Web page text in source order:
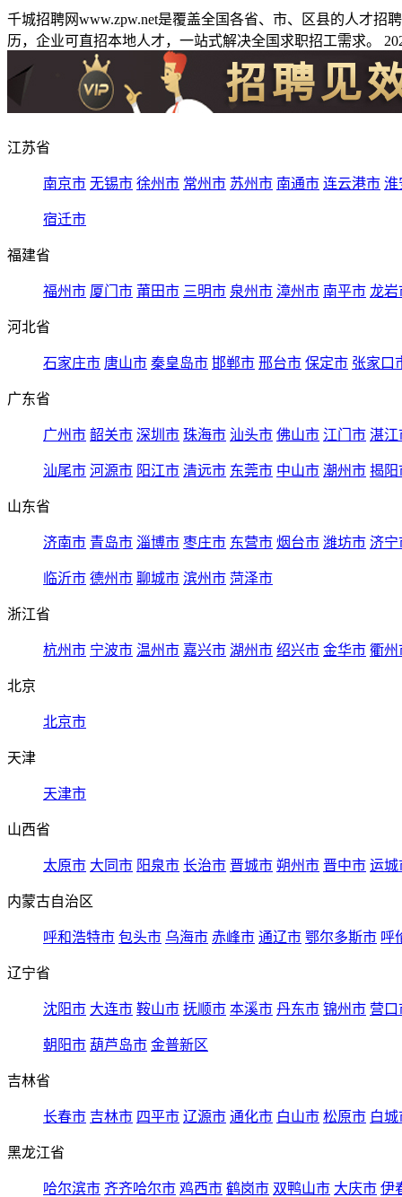
千城招聘网www.zpw.net是覆盖全国各省、市、区县的人才
历，企业可直招本地人才，一站式解决全国求职招工需求。
江苏省
南京市 无锡市 徐州市 常州市 苏州市 南通市 连云港市 淮
宿迁市
福建省
福州市 厦门市 莆田市 三明市 泉州市 漳州市 南平市 龙岩
河北省
石家庄市 唐山市 秦皇岛市 邯郸市 邢台市 保定市 张家口
广东省
广州市 韶关市 深圳市 珠海市 汕头市 佛山市 江门市 湛江
汕尾市 河源市 阳江市 清远市 东莞市 中山市 潮州市 揭阳
山东省
济南市 青岛市 淄博市 枣庄市 东营市 烟台市 潍坊市 济宁
临沂市 德州市 聊城市 滨州市 菏泽市
浙江省
杭州市 宁波市 温州市 嘉兴市 湖州市 绍兴市 金华市 衢州
北京
北京市
天津
天津市
山西省
太原市 大同市 阳泉市 长治市 晋城市 朔州市 晋中市 运城
内蒙古自治区
呼和浩特市 包头市 乌海市 赤峰市 通辽市 鄂尔多斯市 呼
辽宁省
沈阳市 大连市 鞍山市 抚顺市 本溪市 丹东市 锦州市 营口
朝阳市 葫芦岛市 金普新区
吉林省
长春市 吉林市 四平市 辽源市 通化市 白山市 松原市 白城
黑龙江省
哈尔滨市 齐齐哈尔市 鸡西市 鹤岗市 双鸭山市 大庆市 伊